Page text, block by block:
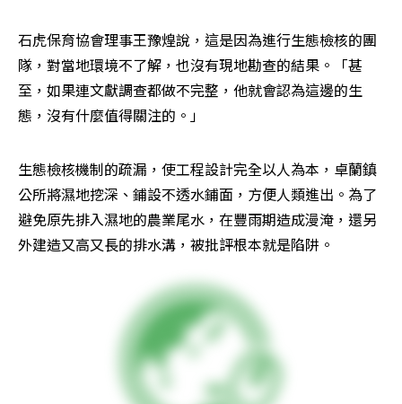
石虎保育協會理事王豫煌說，這是因為進行生態檢核的團
隊，對當地環境不了解，也沒有現地勘查的結果。「甚
至，如果連文獻調查都做不完整，他就會認為這邊的生
態，沒有什麼值得關注的。」
生態檢核機制的疏漏，使工程設計完全以人為本，卓蘭鎮
公所將濕地挖深、鋪設不透水鋪面，方便人類進出。為了
避免原先排入濕地的農業尾水，在豐雨期造成漫淹，還另
外建造又高又長的排水溝，被批評根本就是陷阱。